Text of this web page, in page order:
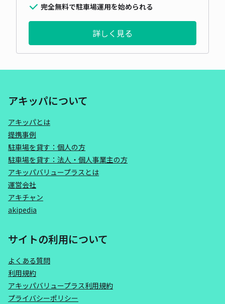
完全無料で駐車場運用を始められる
詳しく見る
アキッパについて
アキッパとは
提携事例
駐車場を貸す：個人の方
駐車場を貸す：法人・個人事業主の方
アキッパバリュープラスとは
運営会社
アキチャン
akipedia
サイトの利用について
よくある質問
利用規約
アキッパバリュープラス利用規約
プライバシーポリシー